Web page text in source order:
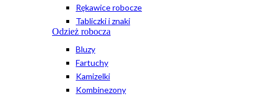
Rękawice robocze
Tabliczki i znaki
Odzież robocza
Bluzy
Fartuchy
Kamizelki
Kombinezony